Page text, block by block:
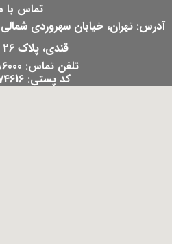
تماس با
آدرس: تهران، خیابان سهروردی
قندی، پلاک 26 واحد 4
تلفن تماس: 47786000-021
کد پستی: 1557974616